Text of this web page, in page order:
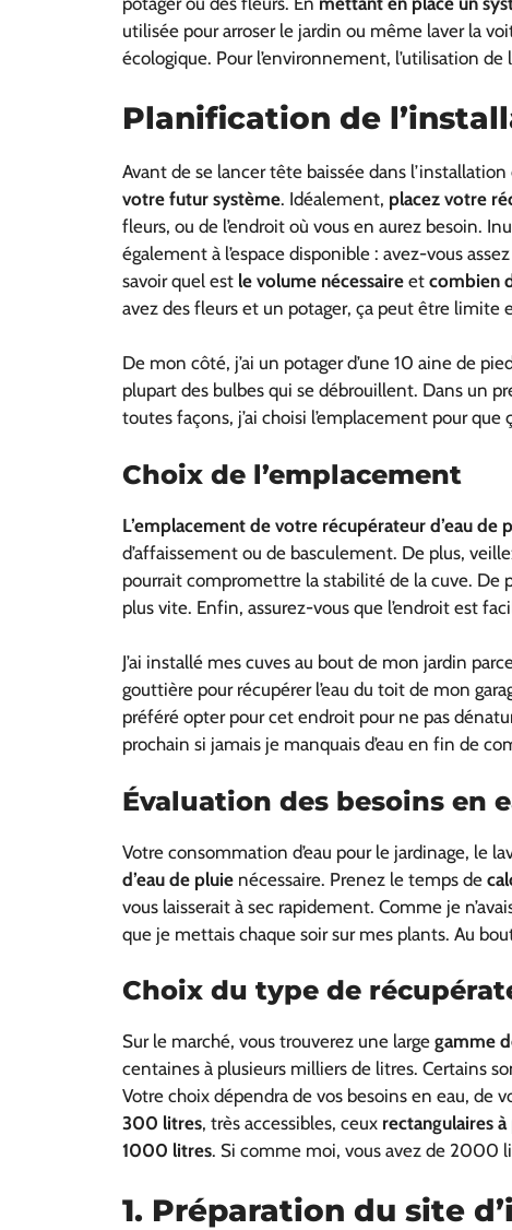
utilisée pour arroser le jardin ou même laver la
écologique. Pour l’environnement, l’utilisation
Planification de
Avant de se lancer tête baissée dans
votre futur système. Idéalement, placez votre
fleurs, ou de l’endroit où vous en aurez besoin.
également à l’espace disponible : avez-vous
savoir quel est le volume nécessaire et combien
avez des fleurs et un potager, ça peut être limite
De mon côté, j’ai un potager d’une 10 aine de
plupart des bulbes qui se débrouillent. Dans un
toutes façons, j’ai choisi l’emplacement pour
Choix de l’emplacement
L’emplacement de votre récupérateur d’eau de
d’affaissement ou de basculement. De plus,
pourrait compromettre la stabilité de la cuve. De
plus vite. Enfin, assurez-vous que l’endroit est
J’ai installé mes cuves au bout de mon jardin
gouttière pour récupérer l’eau du toit de mon
préféré opter pour cet endroit pour ne pas
prochain si jamais je manquais d’eau en fin de
Évaluation des besoins en
Votre consommation d’eau pour le jardinage, le
d’eau de pluie nécessaire. Prenez le temps de
vous laisserait à sec rapidement. Comme je
que je mettais chaque soir sur mes plants. Au
Choix du type de
Sur le marché, vous trouverez une large gamme
centaines à plusieurs milliers de litres. Certains
Votre choix dépendra de vos besoins en eau, de
300 litres, très accessibles, ceux rectangulaires
1000 litres. Si comme moi, vous avez de 2000
1. Préparation du site